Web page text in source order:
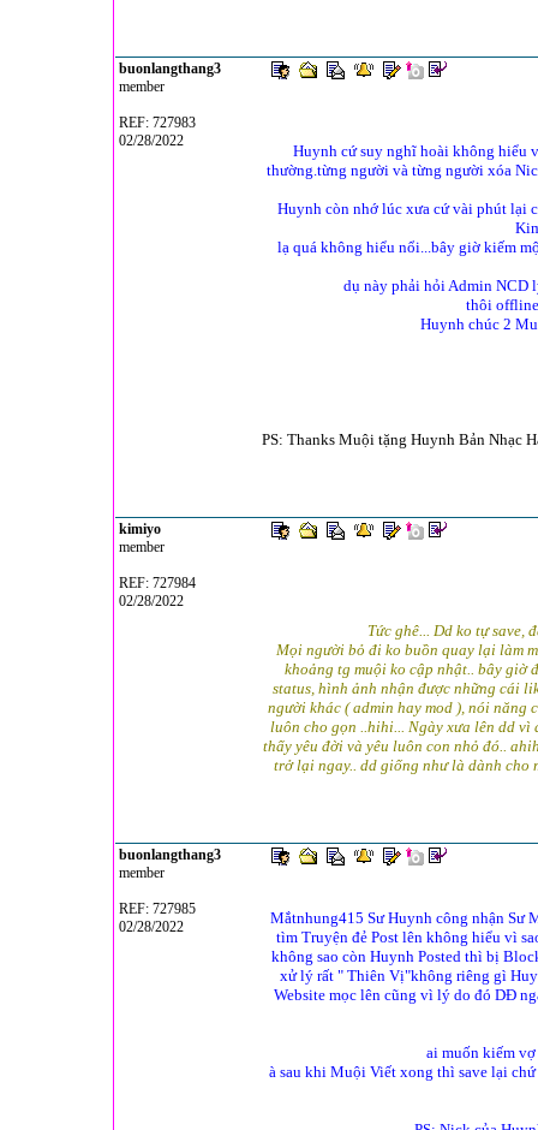
buonlangthang3
member
REF: 727983
02/28/2022
Huynh cứ suy nghĩ hoài không hiểu
thường.từng người và từng người xóa
Huynh còn nhớ lúc xưa cứ vài phút lại
lạ quá không hiểu nổi...bây giờ kiếm
dụ này phải hỏi Admin NCD
thôi offline
Huynh chúc 2
PS: Thanks Muội tặng Huynh Bản Nhạc
kimiyo
member
REF: 727984
02/28/2022
Tức ghê... Dd ko tự
Mọi người bỏ đi ko buồn quay lại làm
khoảng tg muội ko cập nhật.. bây giờ
status, hình ảnh nhận được những cái
người khác ( admin hay mod ), nói năng
luôn cho gọn ..hihi... Ngày xưa lên dd
thấy yêu đời và yêu luôn con nhỏ đó..
trở lại ngay.. dd giống như là dành cho
buonlangthang3
member
REF: 727985
02/28/2022
Mắtnhung415 Sư Huynh công nhận Sư
tìm Truyện đẻ Post lên không hiểu vì
không sao còn Huynh Posted thì bị
xử lý rất " Thiên Vị"không riêng gì
Website mọc lên cũng vì lý do đó DĐ
ai muốn kiếm
à sau khi Muội Viết xong thì save lại